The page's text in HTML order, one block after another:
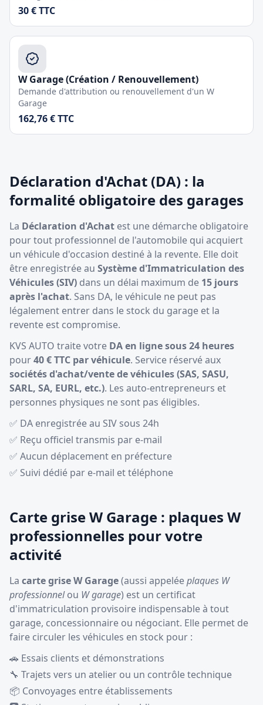
30 € TTC
W Garage (Création / Renouvellement)
Demande d'attribution ou renouvellement d'un W
Garage
162,76 € TTC
Déclaration d'Achat (DA) : la
formalité obligatoire des garages
La Déclaration d'Achat est une démarche obligatoire
pour tout professionnel de l'automobile qui acquiert
un véhicule d'occasion destiné à la revente. Elle doit
être enregistrée au Système d'Immatriculation des
Véhicules (SIV) dans un délai maximum de 15 jours
après l'achat. Sans DA, le véhicule ne peut pas
légalement entrer dans le stock du garage et la
revente est compromise.
KVS AUTO traite votre DA en ligne sous 24 heures
pour40 € TTC par véhicule. Service réservé aux
sociétés d'achat/vente de véhicules (SAS, SASU,
SARL, SA, EURL, etc.). Les auto-entrepreneurs et
personnes physiques ne sont pas éligibles.
✅ DA enregistrée au SIV sous 24h
✅ Reçu officiel transmis par e-mail
✅ Aucun déplacement en préfecture
✅ Suivi dédié par e-mail et téléphone
Carte grise W Garage : plaques W
professionnelles pour votre
activité
La carte grise W Garage(aussi appeléeplaques W
professionnelou W garage) est un certificat
d'immatriculation provisoire indispensable à tout
garage, concessionnaire ou négociant. Elle permet de
faire circuler les véhicules en stock pour :
🚗 Essais clients et démonstrations
🔧 Trajets vers un atelier ou un contrôle technique
📦 Convoyages entre établissements